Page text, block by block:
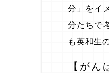
分」をイ
分たちで
も英和生
【が